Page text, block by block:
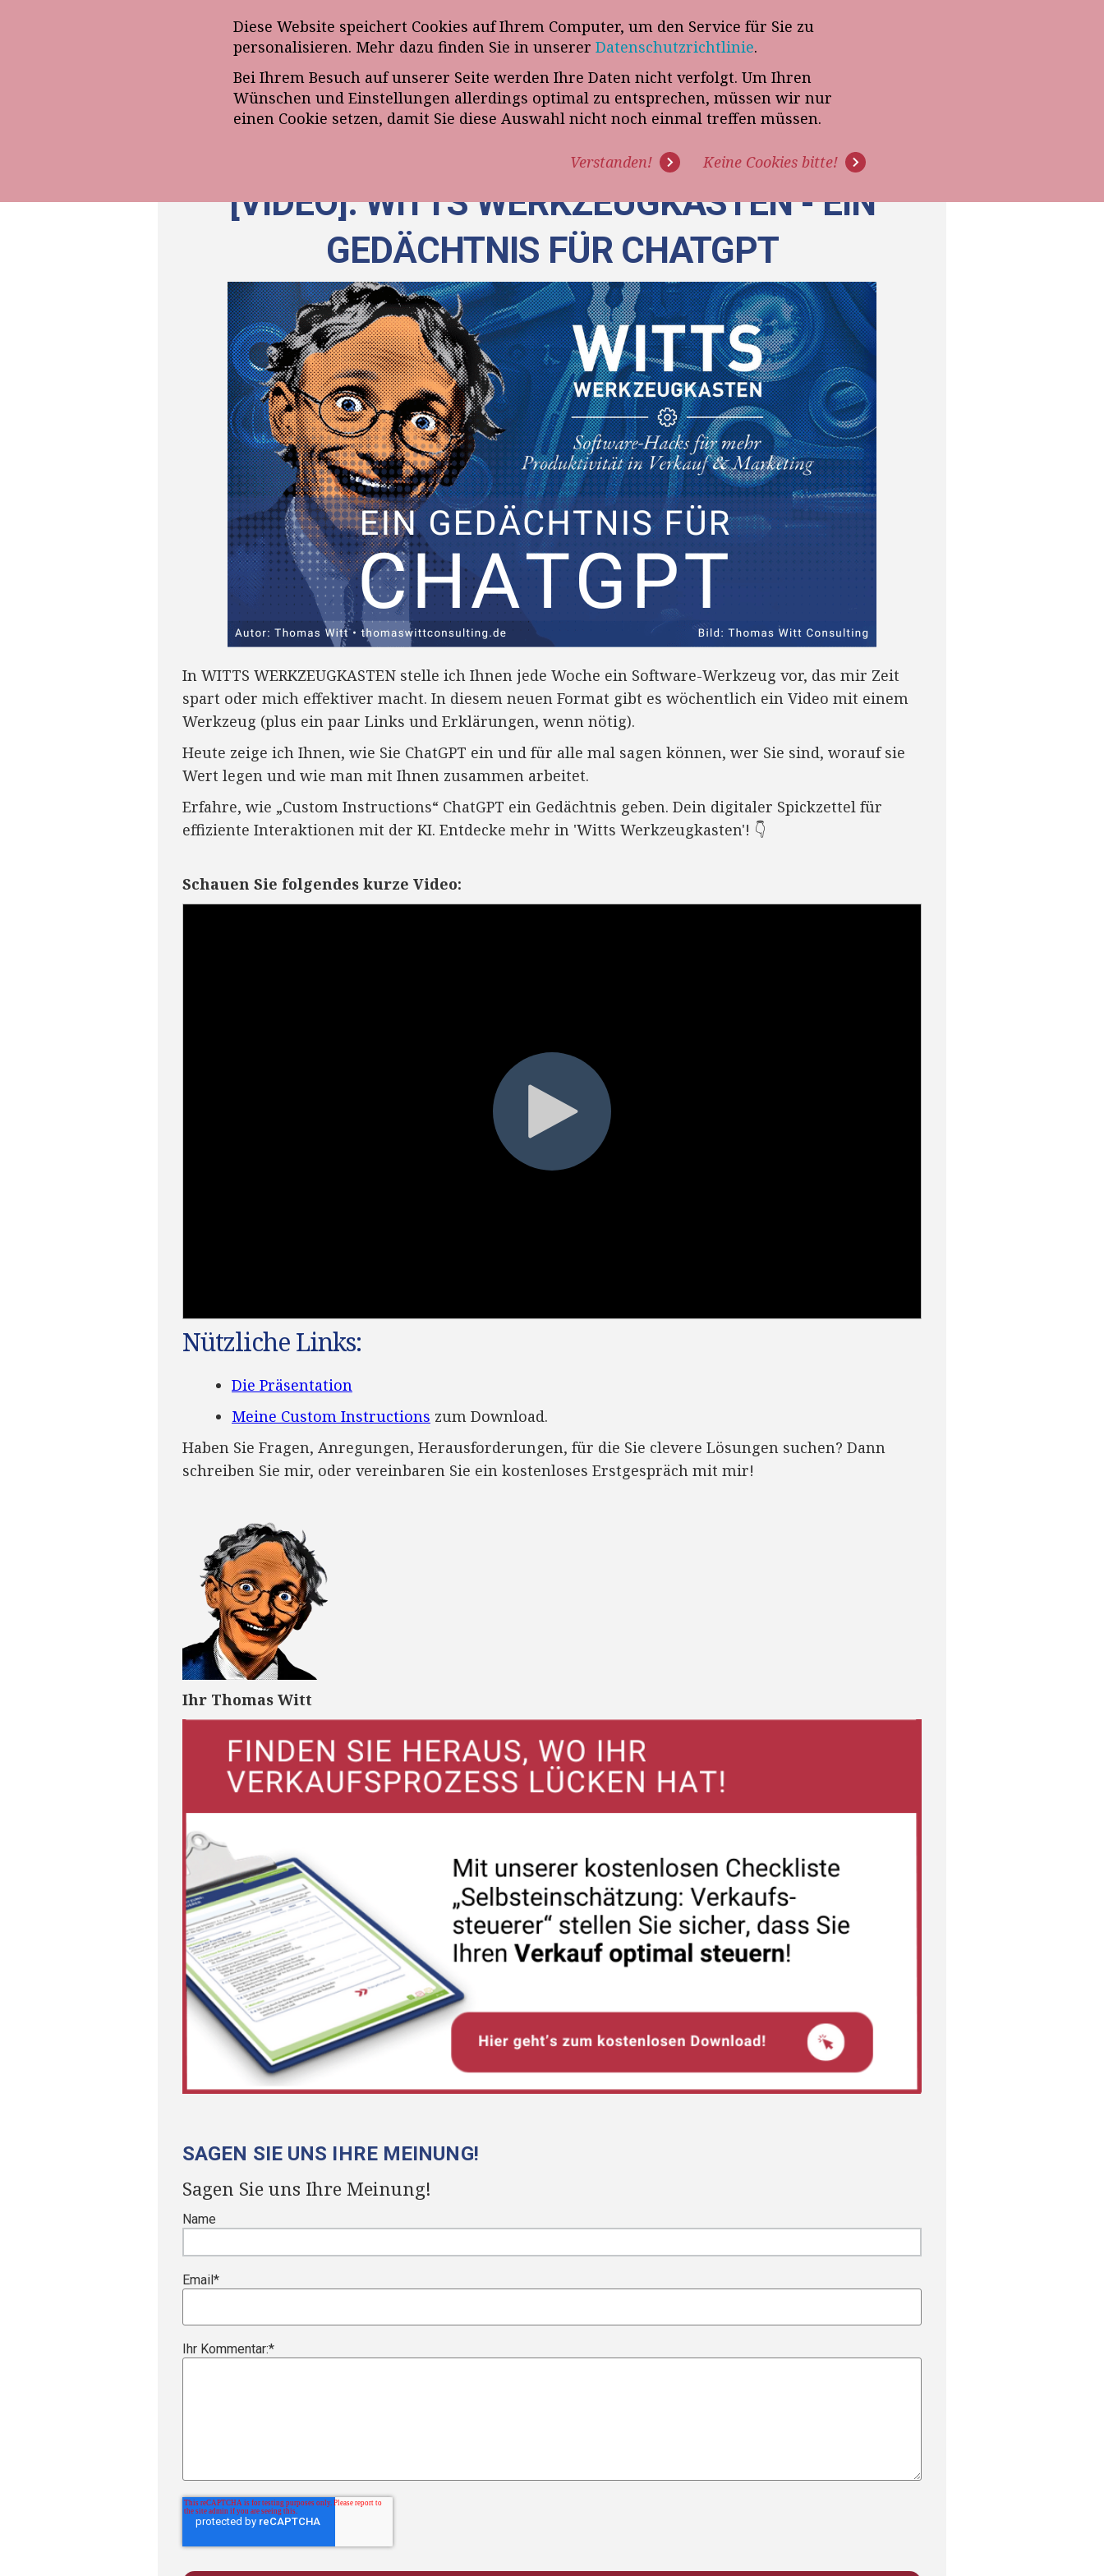
Diese Website speichert Cookies auf Ihrem Computer, um den Service für Sie zu
personalisieren. Mehr dazu finden Sie in unserer Datenschutzrichtlinie.
Bei Ihrem Besuch auf unserer Seite werden Ihre Daten nicht verfolgt. Um Ihren
Wünschen und Einstellungen allerdings optimal zu entsprechen, müssen wir nur
einen Cookie setzen, damit Sie diese Auswahl nicht noch einmal treffen müssen.
Verstanden! Keine Cookies bitte!
Anmeldung zum E-Mail-Newsletter„VERKAUFSSTEUERER“ Telefon-Termin mit Thomas Witt
ÜBER UNS PROGRAMME EXPERTISE REFERENZEN BLOG PODCAST
[VIDEO]: WITTS WERKZEUGKASTEN - EIN
GEDÄCHTNIS FÜR CHATGPT
In WITTS WERKZEUGKASTEN stelle ich Ihnen jede Woche ein Software-Werkzeug vor, das mir Zeit
spart oder mich effektiver macht. In diesem neuen Format gibt es wöchentlich ein Video mit einem
Werkzeug (plus ein paar Links und Erklärungen, wenn nötig).
Heute zeige ich Ihnen, wie Sie ChatGPT ein und für alle mal sagen können, wer Sie sind, worauf sie
Wert legen und wie man mit Ihnen zusammen arbeitet.
Erfahre, wie „Custom Instructions“ ChatGPT ein Gedächtnis geben. Dein digitaler Spickzettel für
effiziente Interaktionen mit der KI. Entdecke mehr in 'Witts Werkzeugkasten'! 👇
Schauen Sie folgendes kurze Video:
Nützliche Links:
Die Präsentation
Meine Custom Instructions zum Download.
Haben Sie Fragen, Anregungen, Herausforderungen, für die Sie clevere Lösungen suchen? Dann
schreiben Sie mir, oder vereinbaren Sie ein kostenloses Erstgespräch mit mir!
Ihr Thomas Witt
SAGEN SIE UNS IHRE MEINUNG!
Sagen Sie uns Ihre Meinung!
Name
Email*
Ihr Kommentar:*